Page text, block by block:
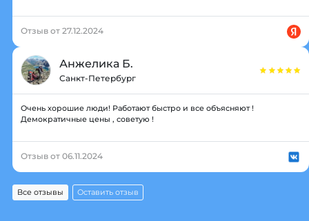
Отзыв от 27.12.2024
Анжелика Б.
Санкт-Петербург
Очень хорошие люди! Работают быстро и все объясняют !
Демократичные цены , советую !
Отзыв от 06.11.2024
Все отзывы Оставить отзыв